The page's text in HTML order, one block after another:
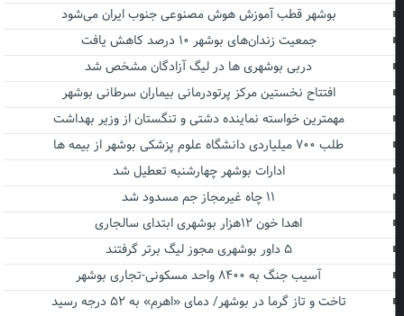
بوشهر قطب آموزش هوش مصنوعی جنوب ایران می‌شود
جمعیت زندان‌های بوشهر ۱۰ درصد کاهش یافت
دربی بوشهری ها در لیگ آزادگان مشخص شد
افتتاح نخستین مرکز پرتودرمانی بیماران سرطانی بوشهر
مهمترین خواسته نماینده دشتی و تنگستان از وزیر بهداشت
طلب ۷۰۰ میلیاردی دانشگاه علوم پزشکی بوشهر از بیمه ها
ادارات بوشهر چهارشنبه تعطیل شد
اهدا خون ۱۲هزار بوشهری ابتدای سالجاری
آسیب جنگ به ۸۴۰۰ واحد مسکونی-تجاری بوشهر
تاخت و تاز گرما در بوشهر/ دمای «اهرم» به ۵۲ درجه رسید